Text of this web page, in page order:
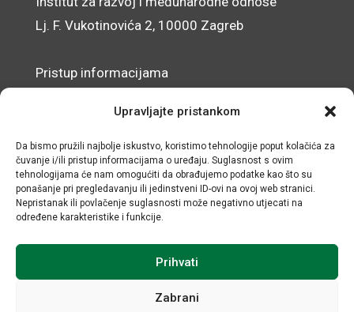
Upravljajte pristankom
Da bismo pružili najbolje iskustvo, koristimo tehnologije poput kolačića za
čuvanje i/ili pristup informacijama o uređaju. Suglasnost s ovim
tehnologijama će nam omogućiti da obrađujemo podatke kao što su
ponašanje pri pregledavanju ili jedinstveni ID-ovi na ovoj web stranici.
Nepristanak ili povlačenje suglasnosti može negativno utjecati na
određene karakteristike i funkcije.
Prihvati
Zabrani
Lj. F. Vukotinovića 2, 10000 Zagreb
Pristup informacijama
Izjava o pristupačnosti mrežnog sjedišta
© IRMO – Impresum
OIB: 31120185175